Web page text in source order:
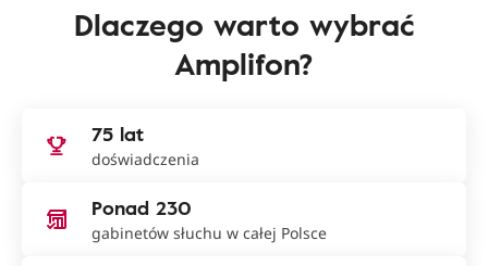
Dlaczego warto wybrać
Amplifon?
75 lat
doświadczenia
Ponad 230
gabinetów słuchu w całej Polsce